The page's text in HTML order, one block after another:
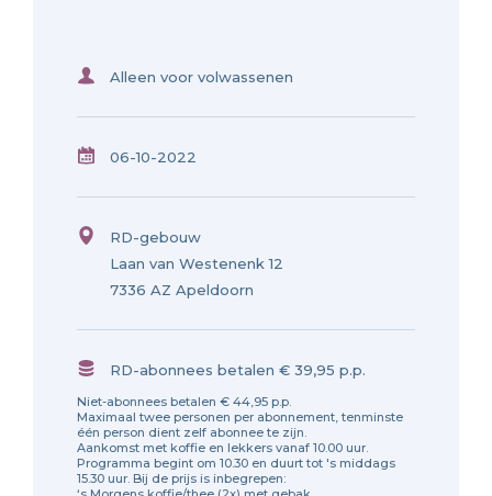
Alleen voor volwassenen
06-10-2022
RD-gebouw
Laan van Westenenk 12
7336 AZ Apeldoorn
RD-abonnees betalen € 39,95 p.p.
Niet-abonnees betalen € 44,95 p.p.
Maximaal twee personen per abonnement, tenminste
één person dient zelf abonnee te zijn.
Aankomst met koffie en lekkers vanaf 10.00 uur.
Programma begint om 10.30 en duurt tot 's middags
15.30 uur. Bij de prijs is inbegrepen: